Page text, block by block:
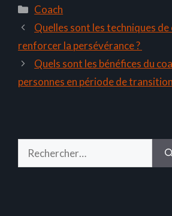
Catégories
Coach
Quelles sont les techniques
renforcer la persévérance ?
Quels sont les bénéfices du
personnes en période de